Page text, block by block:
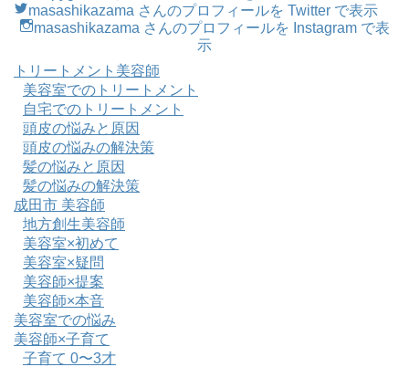
masashikazama さんのプロフィールを Twitter で表示
masashikazama さんのプロフィールを Instagram で表
示
トリートメント美容師
美容室でのトリートメント
自宅でのトリートメント
頭皮の悩みと原因
頭皮の悩みの解決策
髪の悩みと原因
髪の悩みの解決策
成田市 美容師
地方創生美容師
美容室×初めて
美容室×疑問
美容師×提案
美容師×本音
美容室での悩み
美容師×子育て
子育て 0〜3才